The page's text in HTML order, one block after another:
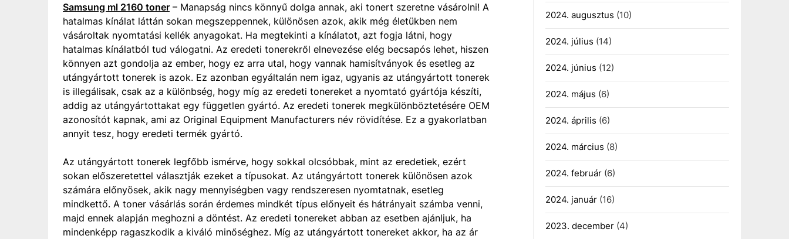
Samsung ml 2160 toner – Manapság nincs könnyű dolga annak, aki tonert szeretne vásárolni! A
hatalmas kínálat láttán sokan megszeppennek, különösen azok, akik még életükben nem
vásároltak nyomtatási kellék anyagokat. Ha megtekinti a kínálatot, azt fogja látni, hogy
hatalmas kínálatból tud válogatni. Az eredeti tonerekről elnevezése elég becsapós lehet, hiszen
könnyen azt gondolja az ember, hogy ez arra utal, hogy vannak hamisítványok és esetleg az
utángyártott tonerek is azok. Ez azonban egyáltalán nem igaz, ugyanis az utángyártott tonerek
is illegálisak, csak az a különbség, hogy míg az eredeti tonereket a nyomtató gyártója készíti,
addig az utángyártottakat egy független gyártó. Az eredeti tonerek megkülönböztetésére OEM
azonosítót kapnak, ami az Original Equipment Manufacturers név rövidítése. Ez a gyakorlatban
annyit tesz, hogy eredeti termék gyártó.
Az utángyártott tonerek legfőbb ismérve, hogy sokkal olcsóbbak, mint az eredetiek, ezért
sokan előszeretettel választják ezeket a típusokat. Az utángyártott tonerek különösen azok
számára előnyösek, akik nagy mennyiségben vagy rendszeresen nyomtatnak, esetleg
mindkettő. A toner vásárlás során érdemes mindkét típus előnyeit és hátrányait számba venni,
majd ennek alapján meghozni a döntést. Az eredeti tonereket abban az esetben ajánljuk, ha
mindenképp ragaszkodik a kiváló minőséghez. Míg az utángyártott tonereket akkor, ha az ár
2024. augusztus (10)
2024. július (14)
2024. június (12)
2024. május (6)
2024. április (6)
2024. március (8)
2024. február(6)
2024. január(16)
2023. december(4)